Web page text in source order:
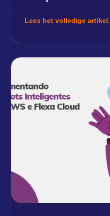
Lees het volledige artikel.